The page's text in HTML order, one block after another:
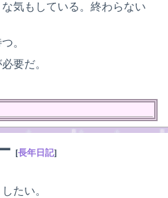
気もしている。終わらない
。
要だ。
[長年日記]
たい。